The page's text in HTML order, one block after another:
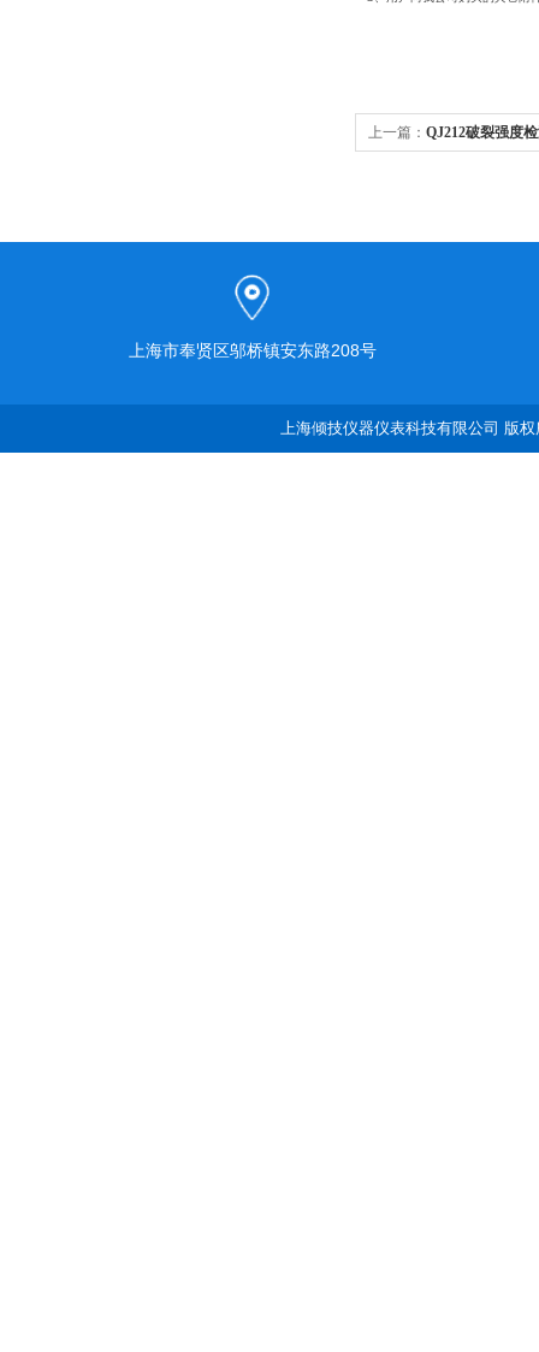
上一篇： QJ212破裂强度
上海市奉贤区邬桥镇安东路208号
上海倾技仪器仪表科技有限公司 版